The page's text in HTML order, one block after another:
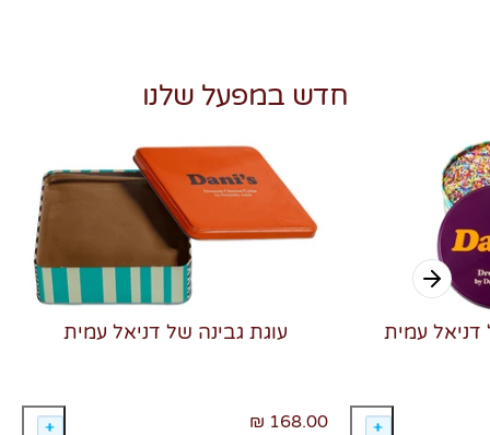
חדש במפעל שלנו
עוגת גבינה של דניאל עמית
168.00 ₪
דניאל עמית